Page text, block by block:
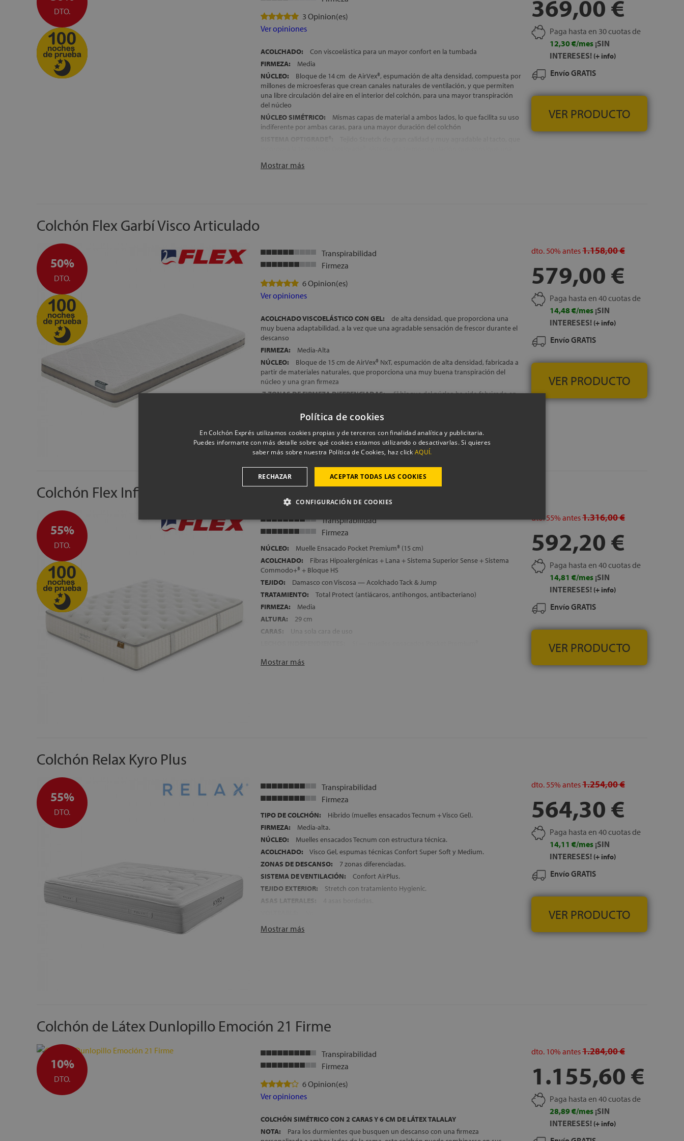
DTO.
3 Opinion(es)
Ver opiniones
ACOLCHADO:
Con viscoelástica para un mayor confort en la tumbada
FIRMEZA:
Media
NÚCLEO:
Bloque de 14 cm de AirVex®, espumación de alta densidad, compuesta por
millones de microesferas que crean canales naturales de ventilación, y que permiten
una libre circulación del aire en el interior del colchón, para una mayor transpiración
del núcleo
NÚCLEO SIMÉTRICO:
Mismas capas de material a ambos lados, lo que facilita su uso
indiferente por ambas caras, para una mayor duración del colchón
evitando la sensación de agobio y permitiendo un descanso fresco toda la noche
+/- 17,5 cm
Mostrar más
369,00 €
Paga hasta en 30 cuotas de
12,30 €/mes ¡SIN
INTERESES! (+ info)
Envío GRATIS
VER PRODUCTO
Colchón Flex Garbí Visco Articulado
50%
DTO.
Transpirabilidad
Firmeza
6 Opinion(es)
Ver opiniones
ACOLCHADO VISCOELÁSTICO CON GEL:
de alta densidad, que proporciona una
muy buena adaptabilidad, a la vez que una agradable sensación de frescor durante el
descanso
FIRMEZA:
Media-Alta
NÚCLEO:
Bloque de 15 cm de AirVex® NxT, espumación de alta densidad, fabricada a
partir de materiales naturales, que proporciona una muy buena transpiración del
núcleo y una gran firmeza
7 ZONAS DE FIRMEZA DIFERENCIADAS: El bloque del núcleo ha sido fabricado en
cada parte del cuerpo
Esto facilita las labores de limpieza de la superficie del colchón, lo que favorece un
descanso mucho más higiénico
TECNOLOGÍA OPTIGRADE®: Aplicada en el Tejido exterior del colchón que permite
una adecuada distribución de la temperatura en la superficie del colchón
IDEAL PARA COLOCAR SOBRE CAMAS ARTICULADAS
TRANSPORTE, MONTAJE Y RETIRADA DEL ANTIGUO COLCHÓN, GRATUITOS
Mostrar más
dto. 50% antes1.158,00 €
579,00 €
Paga hasta en 40 cuotas de
14,48 €/mes ¡SIN
INTERESES! (+ info)
Envío GRATIS
VER PRODUCTO
Colchón Flex Infinity Pocket FM
55%
DTO.
Transpirabilidad
Firmeza
NÚCLEO:
Muelle Ensacado Pocket Premium® (15 cm)
ACOLCHADO:
Fibras Hipoalergénicas + Lana + Sistema Superior Sense + Sistema
Commodo+® + Bloque HS
TEJIDO:
Damasco con Viscosa — Acolchado Tack & Jump
TRATAMIENTO:
Total Protect (antiácaros, antihongos, antibacteriano)
FIRMEZA:
Media
ALTURA:
29 cm
CARAS:
Una sola cara de uso
TRANSPIRABILIDAD:
Mostrar más
dto. 55% antes1.316,00 €
592,20 €
Paga hasta en 40 cuotas de
14,81 €/mes ¡SIN
INTERESES! (+ info)
Envío GRATIS
VER PRODUCTO
Colchón Relax Kyro Plus
55%
DTO.
Transpirabilidad
Firmeza
TIPO DE COLCHÓN:
Híbrido (muelles ensacados Tecnum + Visco Gel).
FIRMEZA:
Media-alta.
NÚCLEO:
Muelles ensacados Tecnum con estructura técnica.
ACOLCHADO:
Visco Gel, espumas técnicas Confort Super Soft y Medium.
ZONAS DE DESCANSO:
7 zonas diferenciadas.
SISTEMA DE VENTILACIÓN:
Confort AirPlus.
TEJIDO EXTERIOR:
Stretch con tratamiento Hygienic.
ASAS LATERALES:
4 asas bordadas.
ACABADO EXTERIOR:
Mostrar más
dto. 55% antes1.254,00 €
564,30 €
Paga hasta en 40 cuotas de
14,11 €/mes ¡SIN
INTERESES! (+ info)
Envío GRATIS
VER PRODUCTO
Colchón de Látex Dunlopillo Emoción 21 Firme
10%
DTO.
Transpirabilidad
Firmeza
6 Opinion(es)
Ver opiniones
COLCHÓN SIMÉTRICO CON 2 CARAS Y 6 CM DE LÁTEX TALALAY
NOTA:
Para los durmientes que busquen un descanso con una firmeza
dto. 10% antes1.284,00 €
1.155,60 €
Paga hasta en 40 cuotas de
28,89 €/mes ¡SIN
INTERESES! (+ info)
Política de cookies
En Colchón Exprés utilizamos cookies propias y de terceros con finalidad analítica y publicitaria.
Puedes informarte con más detalle sobre qué cookies estamos utilizando o desactivarlas. Si quieres
saber más sobre nuestra Política de Cookies, haz click AQUÍ.
ACEPTAR TODAS LAS COOKIES
RECHAZAR
CONFIGURACIÓN DE COOKIES